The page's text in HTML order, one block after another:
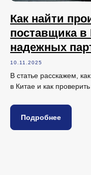
Как найти
поставщика в
надежных
10.11.2025
В статье расскажем,
в Китае и как
Подробнее